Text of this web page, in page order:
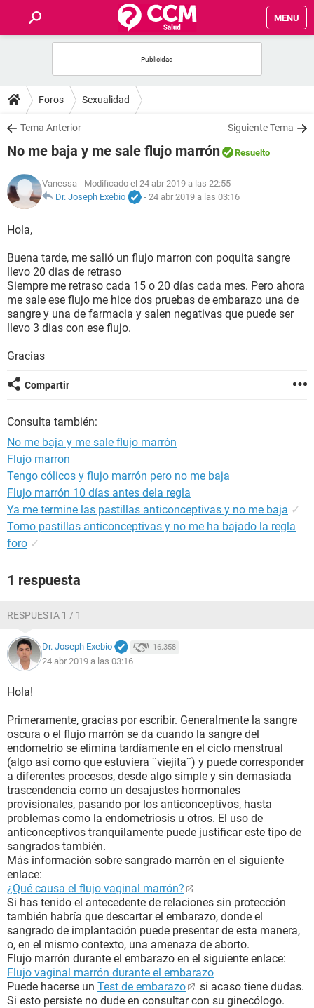
MENU
FOROS
SALUD
NUTRICIÓN
BIENESTAR
SEXUALIDAD
GLOSARIO
Foros Sexualidad
Tema Anterior Siguiente Tema
No me baja y me sale flujo marrón Resuelto
Vanessa - Modificado el 24 abr 2019 a las 22:55
Dr. Joseph Exebio
- 24 abr 2019 a las 03:16
Hola,
Buena tarde, me salió un flujo marron con poquita sangre
llevo 20 dias de retraso
Siempre me retraso cada 15 o 20 días cada mes. Pero ahora
me sale ese flujo me hice dos pruebas de embarazo una de
sangre y una de farmacia y salen negativas que puede ser
llevo 3 dias con ese flujo.
Gracias
Compartir
Consulta también:
No me baja y me sale flujo marrón
Flujo marron
Tengo cólicos y flujo marrón pero no me baja
Flujo marrón 10 días antes dela regla
Ya me termine las pastillas anticonceptivas y no me baja ✓
Tomo pastillas anticonceptivas y no me ha bajado la regla
foro ✓
1 respuesta
RESPUESTA 1 / 1
Dr. Joseph Exebio 16.358
24 abr 2019 a las 03:16
Hola!
Primeramente, gracias por escribir. Generalmente la sangre
oscura o el flujo marrón se da cuando la sangre del
endometrio se elimina tardíamente en el ciclo menstrual
(algo así como que estuviera ¨viejita¨) y puede corresponder
a diferentes procesos, desde algo simple y sin demasiada
trascendencia como un desajustes hormonales
provisionales, pasando por los anticonceptivos, hasta
problemas como la endometriosis u otros. El uso de
anticonceptivos tranquilamente puede justificar este tipo de
sangrados también.
Más información sobre sangrado marrón en el siguiente
enlace:
¿Qué causa el flujo vaginal marrón?
Si has tenido el antecedente de relaciones sin protección
también habría que descartar el embarazo, donde el
sangrado de implantación puede presentar de esta manera,
o, en el mismo contexto, una amenaza de aborto.
Flujo marrón durante el embarazo en el siguiente enlace:
Flujo vaginal marrón durante el embarazo
Puede hacerse un Test de embarazo
si acaso tiene dudas.
Si esto persiste no dude en consultar con su ginecólogo.